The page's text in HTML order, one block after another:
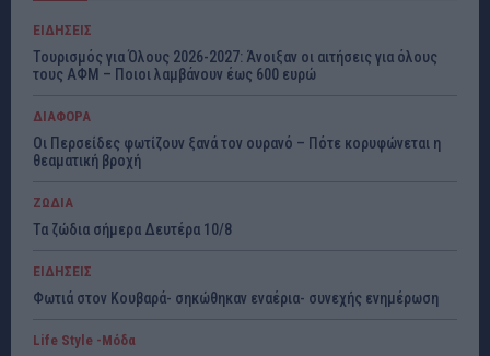
ΕΙΔΗΣΕΙΣ
Τουρισμός για Όλους 2026-2027: Άνοιξαν οι αιτήσεις για όλους
τους ΑΦΜ – Ποιοι λαμβάνουν έως 600 ευρώ
ΔΙΑΦΟΡΑ
Οι Περσείδες φωτίζουν ξανά τον ουρανό – Πότε κορυφώνεται η
θεαματική βροχή
ΖΩΔΙΑ
Τα ζώδια σήμερα Δευτέρα 10/8
ΕΙΔΗΣΕΙΣ
Φωτιά στον Κουβαρά- σηκώθηκαν εναέρια- συνεχής ενημέρωση
Life Style -Μόδα